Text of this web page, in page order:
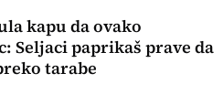
kapu da ovako
Seljaci paprikaš prave da
tarabe